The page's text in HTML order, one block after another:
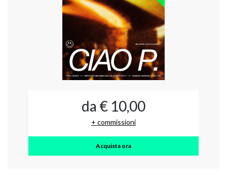
da € 10,00
+ commissioni
Acquista ora